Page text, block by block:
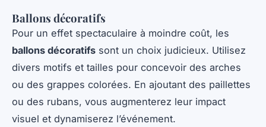
Ballons décoratifs
Pour un effet spectaculaire à moindre coût, les
ballons décoratifs sont un choix judicieux. Utilisez
divers motifs et tailles pour concevoir des arches
ou des grappes colorées. En ajoutant des paillettes
ou des rubans, vous augmenterez leur impact
visuel et dynamiserez l’événement.